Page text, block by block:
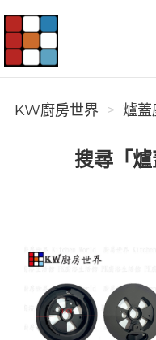
KW廚房世界
KW廚房世界 爐蓋
搜尋「